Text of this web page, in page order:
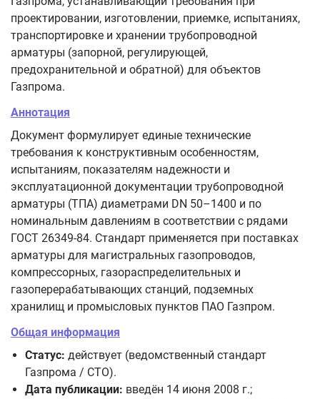
проектировании, изготовлении, приемке, испытаниях,
транспортировке и хранении трубопроводной
арматуры (запорной, регулирующей,
предохранительной и обратной) для объектов
Газпрома.
Аннотация
Документ формулирует единые технические
требования к конструктивным особенностям,
испытаниям, показателям надежности и
эксплуатационной документации трубопроводной
арматуры (ТПА) диаметрами DN 50–1400 и по
номинальным давлениям в соответствии с рядами
ГОСТ 26349-84. Стандарт применяется при поставках
арматуры для магистральных газопроводов,
компрессорных, газораспределительных и
газоперерабатывающих станций, подземных
хранилищ и промысловых пунктов ПАО Газпром.
Общая информация
Статус: действует (ведомственный стандарт
Газпрома / СТО).
Дата публикации: введён 14 июня 2008 г.;